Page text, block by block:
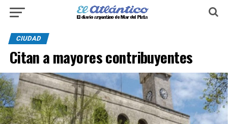
CIUDAD
Citan a mayores contribuyentes